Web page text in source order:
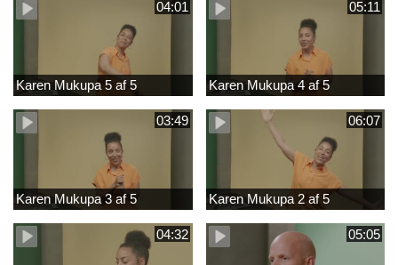
04:01
Karen Mukupa 5 af 5
05:11
Karen Mukupa 4 af 5
03:49
Karen Mukupa 3 af 5
06:07
Karen Mukupa 2 af 5
04:32 05:05